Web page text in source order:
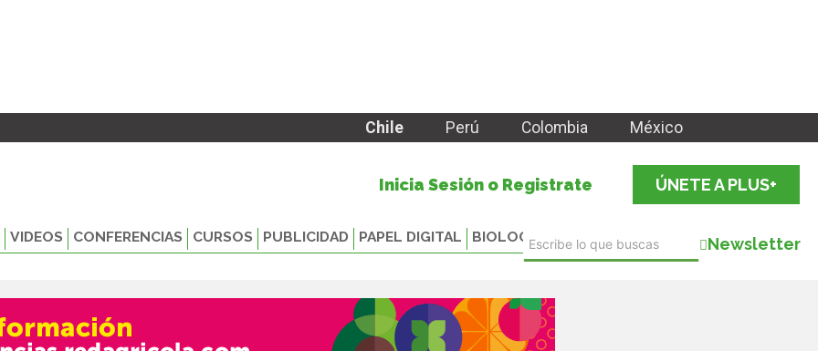
Chile Perú Colombia México
Inicia Sesión o Registrate ÚNETE A PLUS+
VIDEOS CONFERENCIAS CURSOS PUBLICIDAD PAPEL DIGITAL BIOLOGICALS Newsletter